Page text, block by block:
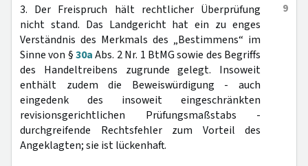
9
3. Der Freispruch hält rechtlicher Überprüfung
nicht stand. Das Landgericht hat ein zu enges
Verständnis des Merkmals des „Bestimmens“ im
Sinne von §30aAbs. 2 Nr. 1 BtMG sowie des Begriffs
des Handeltreibens zugrunde gelegt. Insoweit
enthält zudem die Beweiswürdigung - auch
eingedenk des insoweit eingeschränkten
revisionsgerichtlichen Prüfungsmaßstabs -
durchgreifende Rechtsfehler zum Vorteil des
Angeklagten; sie ist lückenhaft.